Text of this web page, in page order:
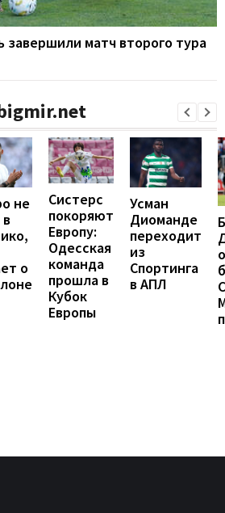
завершили матч второго тура
не
о
Систерс
покоряют
Европу:
Одесская
команда
прошла в
Кубок
Европы
Усман
Диоманде
переходит
из
Спортинга
в АПЛ